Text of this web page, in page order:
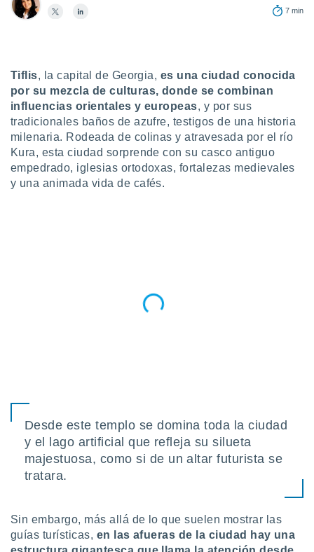
en
y
de
disponible
el sitio
para
aunque
7 min
Tiflis, la capital de Georgia, es unaciudad conocida
por su mezcla de culturas, donde se combinan
influencias orientales y europeas, y por sus
tradicionales baños de azufre, testigos de una historia
milenaria. Rodeada de colinas y atravesada por el río
Kura, esta ciudad sorprende con su casco antiguo
empedrado, iglesias ortodoxas, fortalezas medievales
y una animada vida de cafés.
Desde este templo se domina toda la ciudad
y el lago artificial que refleja su silueta
majestuosa, como si de un altar futurista se
tratara.
Sin embargo, más allá de lo que suelen mostrar las
guías turísticas, en las afueras de la ciudad hay una